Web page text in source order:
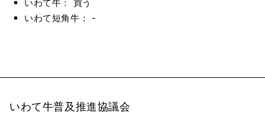
いわて牛： 買う
いわて短角牛： -
いわて牛普及推進協議会